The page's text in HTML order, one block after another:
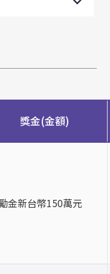
獎金(金額)
金新台幣150萬元